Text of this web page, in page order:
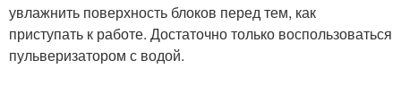
увлажнить поверхность блоков перед тем, как
приступать к работе. Достаточно только воспользоваться
пульверизатором с водой.